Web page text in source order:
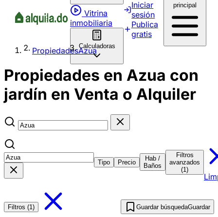
Vitrina
inmobiliaria
Calculadoras
Iniciar
sesión
Publica
gratis
principal
PropiedadesAzua
Propiedades en Azua con
jardín en Venta o Alquiler
Tipo Precio
Hab /
Baños
Filtros
avanzados
(1)
Filtros (1) Guardar búsquedaGuardar